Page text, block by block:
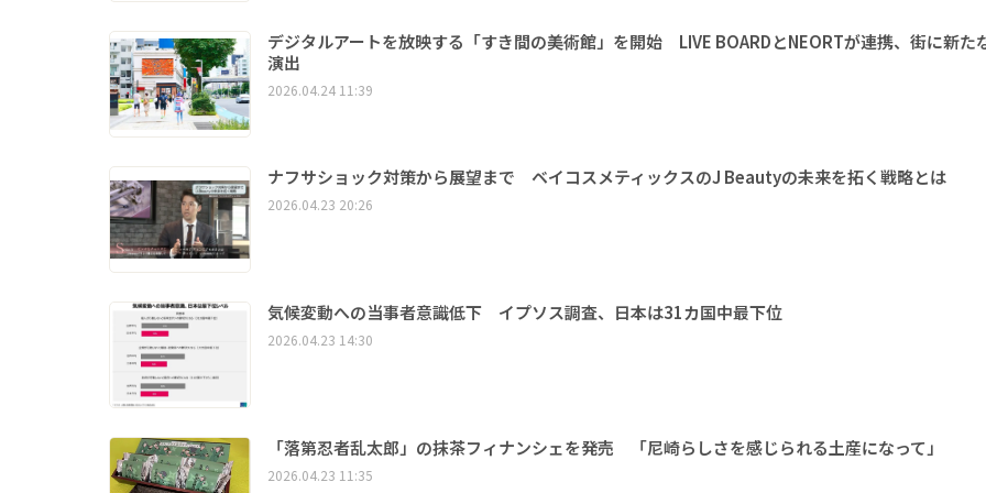
デジタルアートを放映する「すき間の美術館」を開始 LIVE BOARDとNEORTが連携、街に新た
演出
2026.04.24 11:39
ナフサショック対策から展望まで ベイコスメティックスのJ Beautyの未来を拓く戦略とは
2026.04.23 20:26
気候変動への当事者意識低下 イプソス調査、日本は31カ国中最下位
2026.04.23 14:30
「落第忍者乱太郎」の抹茶フィナンシェを発売 「尼崎らしさを感じられる土産になって」
2026.04.23 11:35